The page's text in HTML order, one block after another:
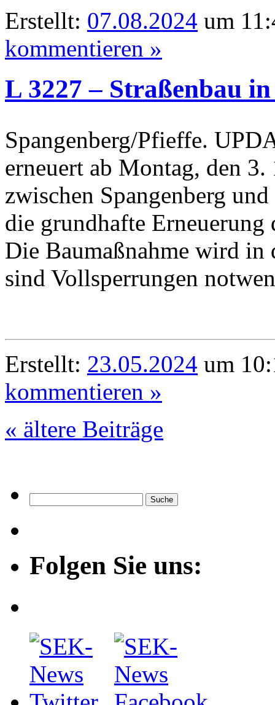
Erstellt: 07.08.2024 um
kommentieren »
L 3227 – Straßenbau
Spangenberg/Pfieffe.
erneuert ab Montag, den
zwischen Spangenberg
die grundhafte
Die Baumaßnahme wird
sind Vollsperrungen
Erstellt: 23.05.2024 um
kommentieren »
« ältere Beiträge
Folgen Sie uns: